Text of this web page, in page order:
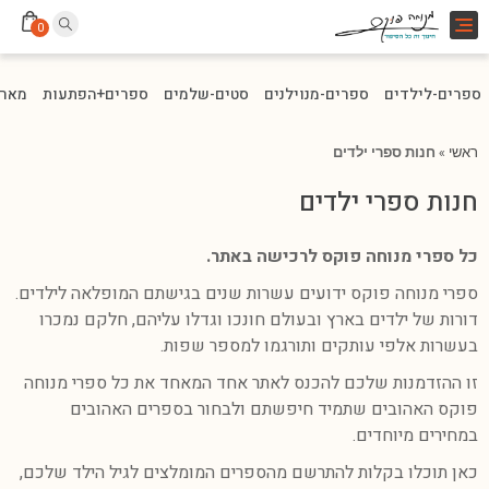
Toggle
navigation
0
ספרים-לילדים ספרים-מנוילנים סטים-שלמים ספרים+הפתעות
ראשי »חנות ספרי ילדים
חנות ספרי ילדים
כל ספרי מנוחה פוקס לרכישה באתר.
ספרי מנוחה פוקס ידועים עשרות שנים בגישתם המופלאה לילדים.
דורות של ילדים בארץ ובעולם חונכו וגדלו עליהם, חלקם נמכרו
בעשרות אלפי עותקים ותורגמו למספר שפות.
פוקס האהובים שתמיד חיפשתם ולבחור בספרים האהובים
במחירים מיוחדים.
כאן תוכלו בקלות להתרשם מהספרים המומלצים לגיל הילד שלכם,
למיין לפי קטגוריה המועדפת עליכם, או לבחור את הסדרה האהובה